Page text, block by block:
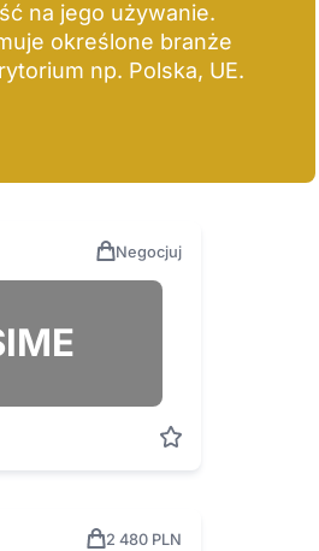
tam, gdzie prowadzisz
w UE są wyższe, ale w
Negocjuj
2 480 PLN